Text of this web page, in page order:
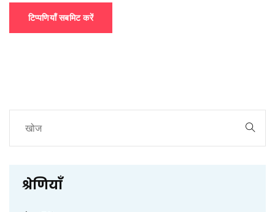
टिप्पणियाँ सबमिट करें
श्रेणियाँ